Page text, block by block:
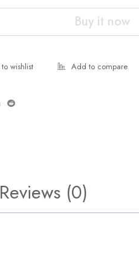
Buy it now
Reviews (0)